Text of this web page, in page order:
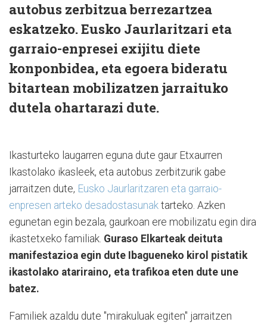
autobus zerbitzua berrezartzea
eskatzeko. Eusko Jaurlaritzari eta
garraio-enpresei exijitu diete
konponbidea, eta egoera bideratu
bitartean mobilizatzen jarraituko
dutela ohartarazi dute.
Ikasturteko laugarren eguna dute gaur Etxaurren
Ikastolako ikasleek, eta autobus zerbitzurik gabe
jarraitzen dute, Eusko Jaurlaritzaren eta garraio-
enpresen arteko desadostasunak tarteko. Azken
egunetan egin bezala, gaurkoan ere mobilizatu egin dira
ikastetxeko familiak. Guraso Elkarteak deituta
manifestazioa egin dute Ibagueneko kirol pistatik
ikastolako atariraino, eta trafikoa eten dute une
batez.
Familiek azaldu dute "mirakuluak egiten" jarraitzen